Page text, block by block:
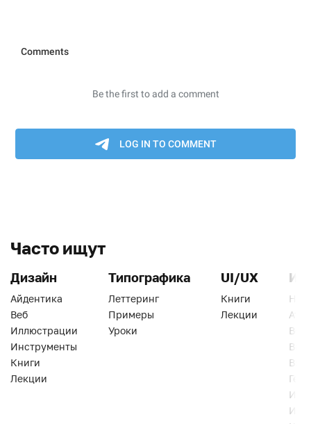
Часто ищут
Дизайн
Айдентика
Веб
Иллюстрации
Инструменты
Книги
Лекции
Типографика
Леттеринг
Примеры
Уроки
UI/UX
Книги
Лекции
Веб